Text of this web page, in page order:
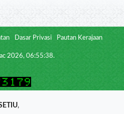
Dasar Privasi Pautan Kerajaan
2026, 06:55:38.
,